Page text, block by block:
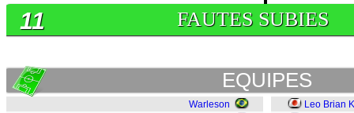
FAUTES SUBIES
11
EQUIPES
Warleson
Leo Brian